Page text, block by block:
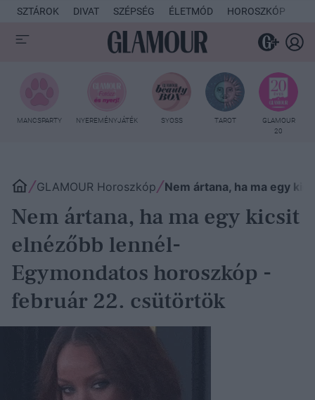
SZTÁROK DIVAT SZÉPSÉG ÉLETMÓD HOROSZKÓP
MANCSPARTY NYEREMÉNYJÁTÉK SYOSS TAROT
GLAMOUR
20
GLAMOUR Horoszkóp Nem ártana, ha ma egy
Nem ártana, ha ma egy kicsit
elnézőbb lennél-
Egymondatos horoszkóp -
február 22. csütörtök